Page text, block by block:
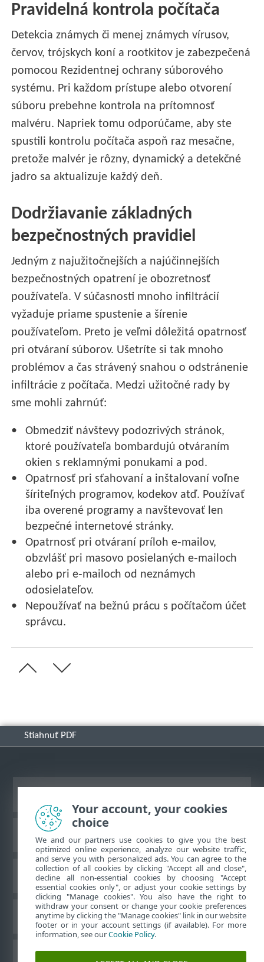
Pravidelná kontrola počítača
Detekcia známych či menej známych vírusov,
červov, trójskych koní a rootkitov je zabezpečená
pomocou Rezidentnej ochrany súborového
systému. Pri každom prístupe alebo otvorení
súboru prebehne kontrola na prítomnosť
malvéru. Napriek tomu odporúčame, aby ste
spustili kontrolu počítača aspoň raz mesačne,
pretože malvér je rôzny, dynamický a detekčné
jadro sa aktualizuje každý deň.
Dodržiavanie základných
bezpečnostných pravidiel
Jedným z najužitočnejších a najúčinnejších
bezpečnostných opatrení je obozretnosť
používateľa. V súčasnosti mnoho infiltrácií
vyžaduje priame spustenie a šírenie
používateľom. Preto je veľmi dôležitá opatrnosť
pri otváraní súborov. Ušetríte si tak mnoho
problémov a čas strávený snahou o odstránenie
infiltrácie z počítača. Medzi užitočné rady by
sme mohli zahrnúť:
Obmedziť návštevy podozrivých stránok,
ktoré používateľa bombardujú otváraním
okien s reklamnými ponukami a pod.
Opatrnosť pri sťahovaní a inštalovaní voľne
šíriteľných programov, kodekov atď. Používať
iba overené programy a navštevovať len
bezpečné internetové stránky.
Opatrnosť pri otváraní príloh e‑mailov,
obzvlášť pri masovo posielaných e‑mailoch
alebo pri e‑mailoch od neznámych
odosielateľov.
Nepoužívať na bežnú prácu s počítačom účet
správcu.
Stiahnuť PDF
Databáza znalostí ESET
ESET Fórum
Technická podpora
Your account, your cookies
choice
We and our partners use cookies to give you the best
optimized online experience, analyze our website traffic,
and serve you with personalized ads. You can agree to the
collection of all cookies by clicking "Accept all and close",
decline all non-essential cookies by choosing "Accept
essential cookies only", or adjust your cookie settings by
clicking "Manage cookies". You also have the right to
withdraw your consent or change your cookie preferences
anytime by clicking the "Manage cookies" link in our website
footer or in your account settings (if available). For more
information, see ourCookie Policy.